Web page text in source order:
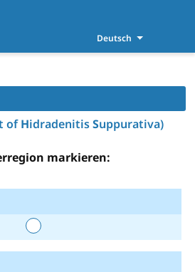
Deutsch
ofHidradenitisSuppurativa)
markieren: